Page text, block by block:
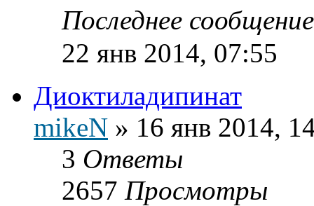
Последнее
22 янв 2014, 07:55
Диоктиладипинат
mikeN » 16 янв 2014,
3 Ответы
2657 Просмотры